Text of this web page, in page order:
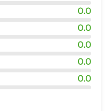
0.0
0.0
0.0
0.0
0.0